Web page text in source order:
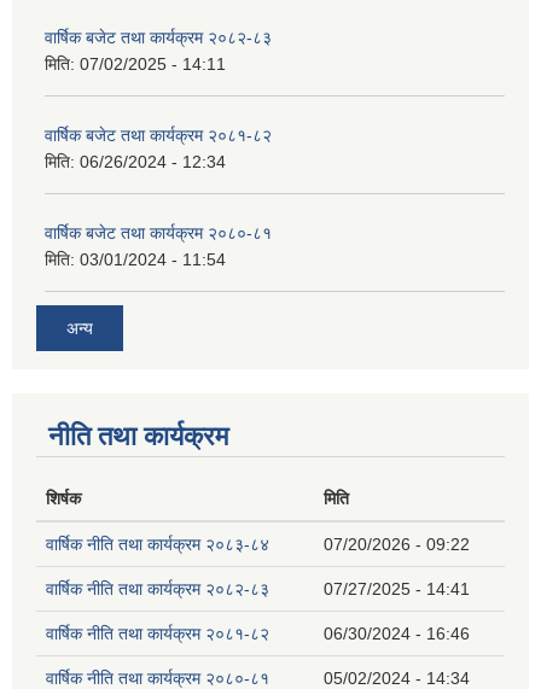
वार्षिक बजेट तथा कार्यक्रम २०८२-८३
मिति: 07/02/2025 - 14:11
वार्षिक बजेट तथा कार्यक्रम २०८१-८२
मिति: 06/26/2024 - 12:34
वार्षिक बजेट तथा कार्यक्रम २०८०-८१
मिति: 03/01/2024 - 11:54
अन्य
नीति तथा कार्यक्रम
शिर्षक मिति
वार्षिक नीति तथा कार्यक्रम २०८३-८४ 07/20/2026 - 09:22
वार्षिक नीति तथा कार्यक्रम २०८२-८३ 07/27/2025 - 14:41
वार्षिक नीति तथा कार्यक्रम २०८१-८२ 06/30/2024 - 16:46
वार्षिक नीति तथा कार्यक्रम २०८०-८१ 05/02/2024 - 14:34